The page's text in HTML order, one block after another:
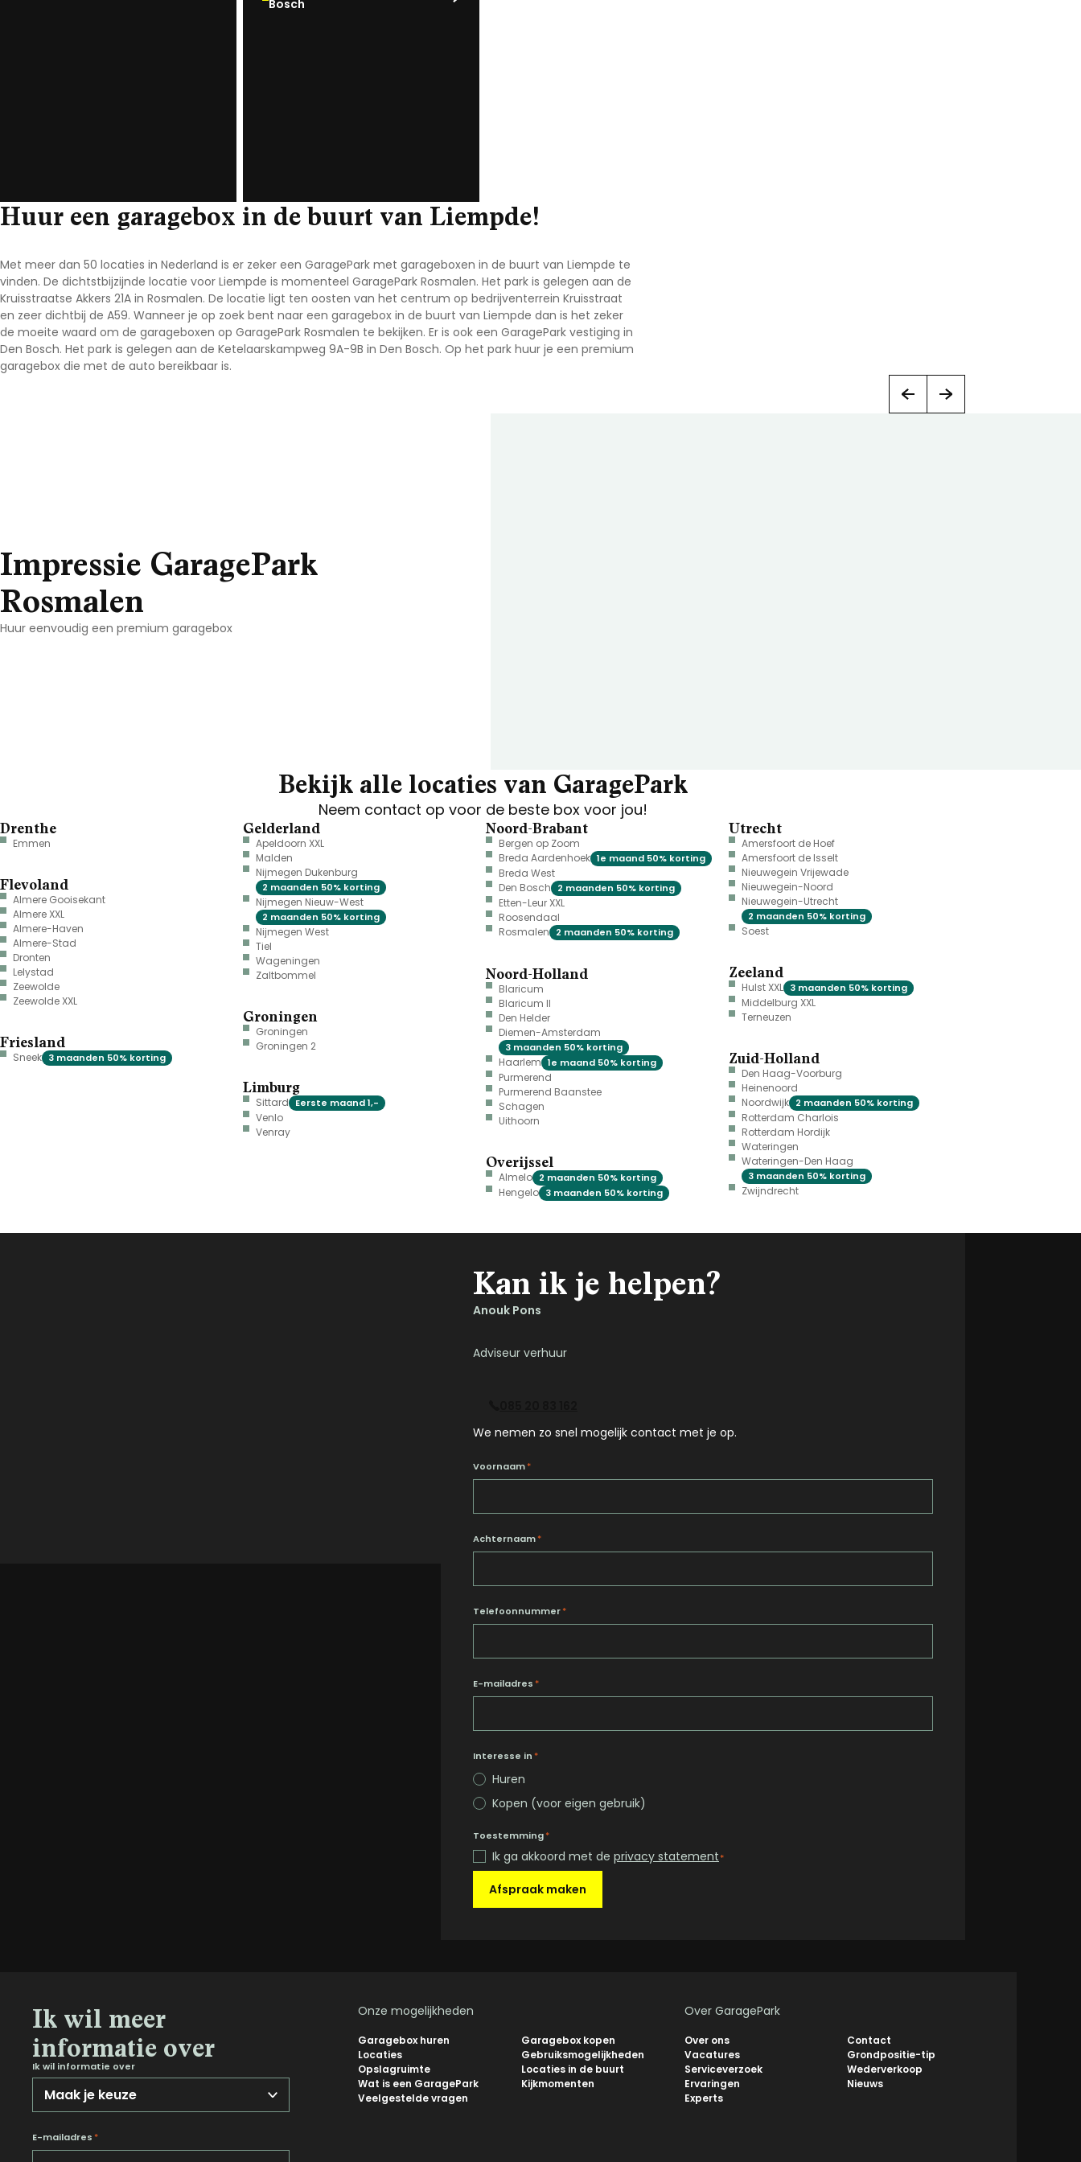
Bosch
Huur een garagebox in de buurt van Liempde!
Met meer dan 50 locaties in Nederland is er zeker een GaragePark met garageboxen in de buurt van Liempde te
vinden. De dichtstbijzijnde locatie voor Liempde is momenteel GaragePark Rosmalen. Het park is gelegen aan de
Kruisstraatse Akkers 21A in Rosmalen. De locatie ligt ten oosten van het centrum op bedrijventerrein Kruisstraat
en zeer dichtbij de A59. Wanneer je op zoek bent naar een garagebox in de buurt van Liempde dan is het zeker
de moeite waard om de garageboxen op GaragePark Rosmalen te bekijken. Er is ook een GaragePark vestiging in
Den Bosch. Het park is gelegen aan de Ketelaarskampweg 9A-9B in Den Bosch. Op het park huur je een premium
garagebox die met de auto bereikbaar is.
Impressie GaragePark
Rosmalen
Huur eenvoudig een premium garagebox
Bekijk alle locaties van GaragePark
Neem contact op voor de beste box voor jou!
Drenthe
Emmen
Flevoland
Almere Gooisekant
Almere XXL
Almere-Haven
Almere-Stad
Dronten
Lelystad
Zeewolde
Zeewolde XXL
Friesland
Sneek 3 maanden 50% korting
Gelderland
Apeldoorn XXL
Malden
Nijmegen Dukenburg
2 maanden 50% korting
Nijmegen Nieuw-West
2 maanden 50% korting
Nijmegen West
Tiel
Wageningen
Zaltbommel
Groningen
Groningen
Groningen 2
Limburg
Sittard Eerste maand 1,-
Venlo
Venray
Noord-Brabant
Bergen op Zoom
Breda Aardenhoek 1e maand 50% korting
Breda West
Den Bosch
2 maanden 50% korting
Etten-Leur XXL
Roosendaal
Rosmalen
2 maanden 50% korting
Noord-Holland
Blaricum
Blaricum II
Den Helder
Diemen-Amsterdam
3 maanden 50% korting
Haarlem 1e maand 50% korting
Purmerend
Purmerend Baanstee
Schagen
Uithoorn
Overijssel
Almelo 2 maanden 50% korting
Hengelo 3 maanden 50% korting
Utrecht
Amersfoort de Hoef
Amersfoort de Isselt
Nieuwegein Vrijewade
Nieuwegein-Noord
Nieuwegein-Utrecht
2 maanden 50% korting
Soest
Zeeland
Hulst XXL 3 maanden 50% korting
Middelburg XXL
Terneuzen
Zuid-Holland
Den Haag-Voorburg
Heinenoord
Noordwijk 2 maanden 50% korting
Rotterdam Charlois
Rotterdam Hordijk
Wateringen
Wateringen-Den Haag
3 maanden 50% korting
Zwijndrecht
Kan ik je helpen?
Anouk Pons
Adviseur verhuur
We nemen zo snel mogelijk contact met je op.
Voornaam*
Achternaam*
Telefoonnummer*
E-mailadres *
Interesse in *
Huren
Kopen (voor eigen gebruik)
Toestemming*
Ik ga akkoord met de privacy statement*
Afspraak maken
Ik wil meer
informatie over
Ik wil informatie over
E-mailadres *
Onze mogelijkheden
Garagebox huren
Garagebox kopen
Locaties
Gebruiksmogelijkheden
Opslagruimte
Locaties in de buurt
Wat is een GaragePark
Kijkmomenten
Veelgestelde vragen
Over GaragePark
Over ons
Contact
Vacatures
Grondpositie-tip
Serviceverzoek
Wederverkoop
Ervaringen
Nieuws
Experts